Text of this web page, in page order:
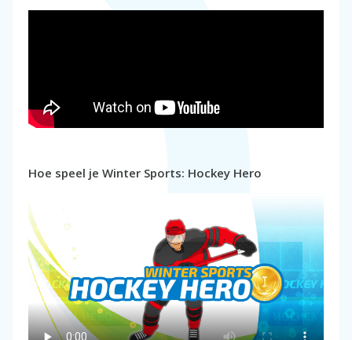
Hoe speel je Winter Sports: Hockey Hero